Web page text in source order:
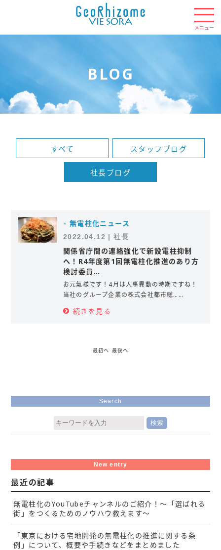
BLOG
すべて スタッフブログ
社長ブログ
- 無電柱化ニュース
2022.04.12 | 社長
関係省庁間の連絡強化で新設電柱抑制
へ！R4年度第1回無電柱化推進のあり方
検討委員…
お元氣様です！4月は人事異動の時期ですね！
当社のグループ企業の株式会社都市総……
続きを見る
最初へ 最後へ
Search
New entry
最近の記事
無電柱化のYouTubeチャンネルのご紹介！～「選ばれる
街」をつくるためのノウハウ教えます～
「東京における宅地開発の無電柱化の推進に関する条
例」について、概要や手続きなどをまとめました